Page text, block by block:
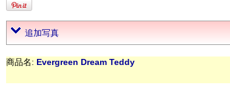
追加写真
商品名: Evergreen Dream Teddy